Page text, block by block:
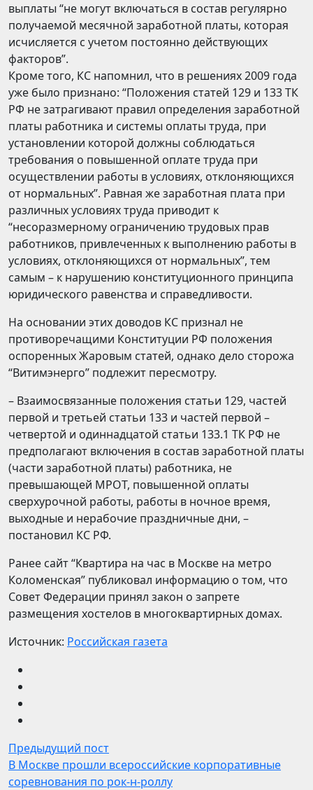
выплаты “не могут включаться в состав регулярно
получаемой месячной заработной платы, которая
исчисляется с учетом постоянно действующих
факторов”.
Кроме того, КС напомнил, что в решениях 2009 года
уже было признано: “Положения статей 129 и 133 ТК
РФ не затрагивают правил определения заработной
платы работника и системы оплаты труда, при
установлении которой должны соблюдаться
требования о повышенной оплате труда при
осуществлении работы в условиях, отклоняющихся
от нормальных”. Равная же заработная плата при
различных условиях труда приводит к
“несоразмерному ограничению трудовых прав
работников, привлеченных к выполнению работы в
условиях, отклоняющихся от нормальных”, тем
самым – к нарушению конституционного принципа
юридического равенства и справедливости.
На основании этих доводов КС признал не
противоречащими Конституции РФ положения
оспоренных Жаровым статей, однако дело сторожа
“Витимэнерго” подлежит пересмотру.
– Взаимосвязанные положения статьи 129, частей
первой и третьей статьи 133 и частей первой –
четвертой и одиннадцатой статьи 133.1 ТК РФ не
предполагают включения в состав заработной платы
(части заработной платы) работника, не
превышающей МРОТ, повышенной оплаты
сверхурочной работы, работы в ночное время,
выходные и нерабочие праздничные дни, –
постановил КС РФ.
Ранее сайт “Квартира на час в Москве на метро
Коломенская” публиковал информацию о том, что
Совет Федерации принял закон о запрете
размещения хостелов в многоквартирных домах.
Источник: Российская газета
Предыдущий пост
В Москве прошли всероссийские корпоративные
соревнования по рок-н-роллу